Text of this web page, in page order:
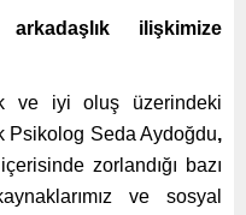
ilişkimize
ve iyi oluş üzerindeki
Psikolog Seda Aydoğdu,
zorlandığı bazı
ve sosyal